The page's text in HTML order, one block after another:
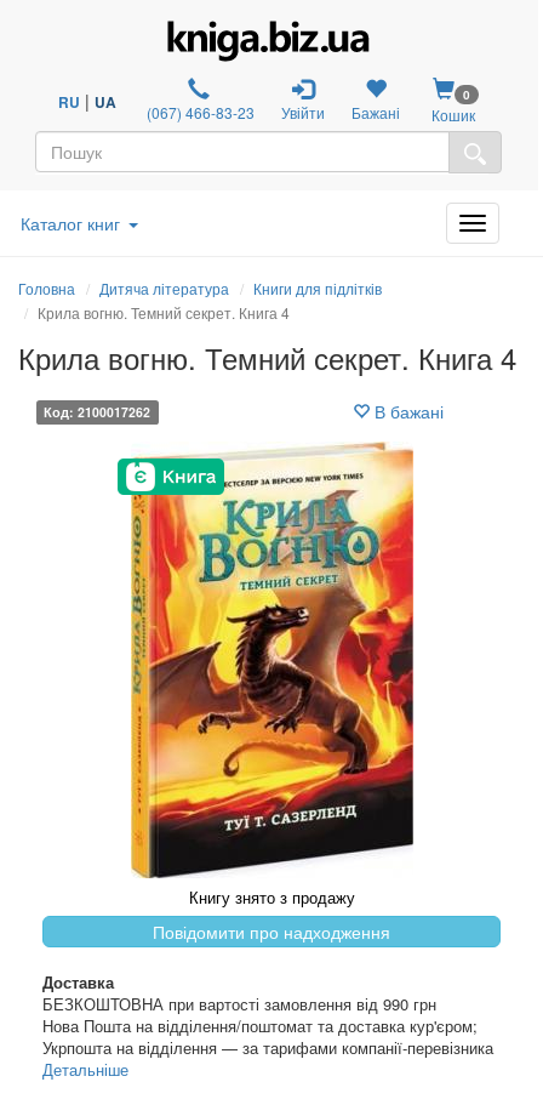
RU | UA (067) 466-83-23 Увійти Бажані
0
Кошик
Каталог книг
Головна Дитяча література
Книги для підлітків
Крила вогню. Темний секрет. Книга 4
Крила вогню. Темний секрет. Книга 4
Код: 2100017262 В бажані
Книгу знято з продажу
Повідомити про надходження
Доставка
БЕЗКОШТОВНА при вартості замовлення від 990 грн
Нова Пошта на відділення/поштомат та доставка кур'єром;
Укрпошта на відділення — за тарифами компанії-перевізника
Детальніше